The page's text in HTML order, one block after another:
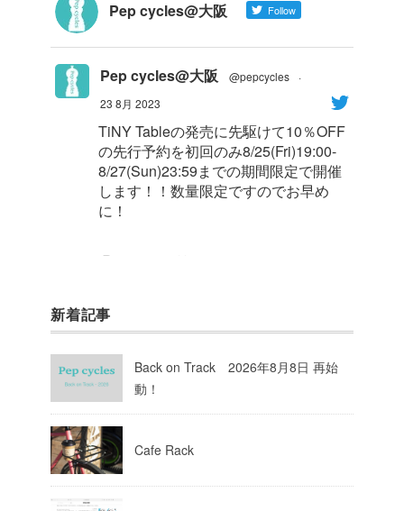
Pep cycles@大阪 Follow
Pep cycles@大阪 @pepcycles
·
23 8月 2023
TiNY Tableの発売に先駆けて10％OFF
の先行予約を初回のみ8/25(Fri)19:00-
8/27(Sun)23:59までの期間限定で開催
します！！数量限定ですのでお早め
に！
Pep cycles@大阪
今週はお知らせがいっぱいあるのでチ
ェックしてて下さいね！
新着記事
Back on Track 2026年8月8日 再始
動！
Cafe Rack